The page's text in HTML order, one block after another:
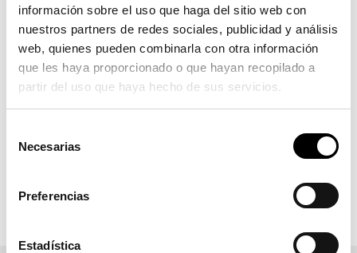
información sobre el uso que haga del sitio web con
nuestros partners de redes sociales, publicidad y análisis
web, quienes pueden combinarla con otra información
que les haya proporcionado o que hayan recopilado a
partir del uso que haya hecho de sus servicios.
Necesarias
Preferencias
Estadística